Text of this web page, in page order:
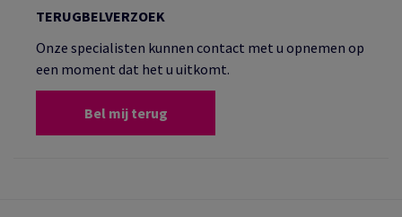
TERUGBELVERZOEK
Onze specialisten kunnen contact met u opnemen op
een moment dat het u uitkomt.
Bel mij terug